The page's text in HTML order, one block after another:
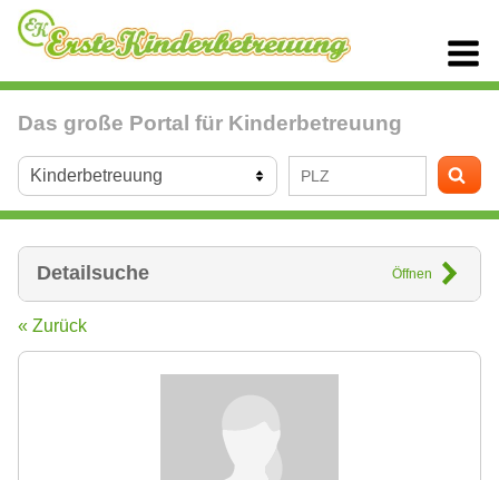
Das große Portal für Kinderbetreuung
Detailsuche Öffnen
« Zurück